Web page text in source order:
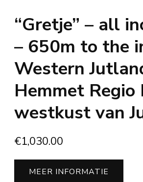
“Gretje” – all
– 650m to the
Western
Hemmet Regio
westkust van
€1,030.00
MEER INFORMATIE